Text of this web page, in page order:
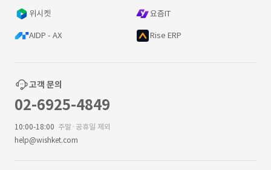
위시켓 요즘IT
AIDP - AX Rise ERP
고객 문의
02-6925-4849
10:00-18:00 주말·공휴일 제외
help@wishket.com